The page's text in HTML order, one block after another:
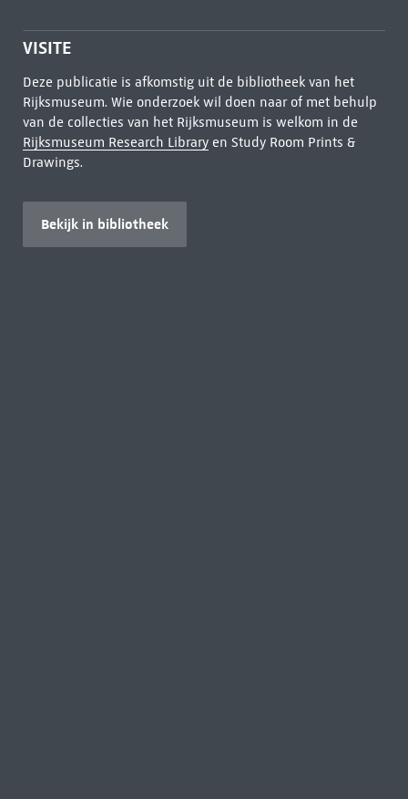
VISITE
Deze publicatie is afkomstig uit de bibliotheek van het
Rijksmuseum. Wie onderzoek wil doen naar of met behulp
van de collecties van het Rijksmuseum is welkom in de
Rijksmuseum Research Libraryen Study Room Prints &
Drawings.
Bekijk in bibliotheek